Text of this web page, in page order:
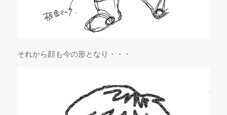
それから顔も今の形となり・・・